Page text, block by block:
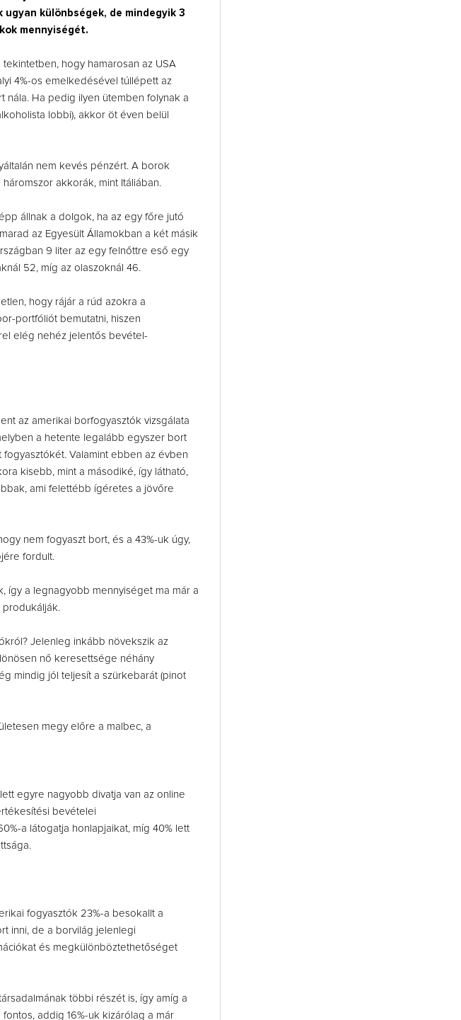
különbségek, de mindegyik 3
mennyiségét.
hogy hamarosan az USA
4%-os emelkedésével túllépett az
nála. Ha pedig ilyen ütemben folynak a
lobbi), akkor öt éven belül
nem kevés pénzért. A borok
akkorák, mint Itáliában.
állnak a dolgok, ha az egy főre jutó
az Egyesült Államokban a két másik
9 liter az egy felnőttre eső egy
52, míg az olaszoknál 46.
hogy rájár a rúd azokra a
portfóliót bemutatni, hiszen
elég nehéz jelentős bevétel-
az amerikai borfogyasztók vizsgálata
a hetente legalább egyszer bort
Valamint ebben az évben
kisebb, mint a másodiké, így látható,
ami felettébb ígéretes a jövőre
nem fogyaszt bort, és a 43%-uk úgy,
fordult.
így a legnagyobb mennyiséget ma már a
produkálják.
Jelenleg inkább növekszik az
nő keresettsége néhány
mindig jól teljesít a szürkebarát (pinot
megy előre a malbec, a
egyre nagyobb divatja van az online
bevételei
a látogatja honlapjaikat, míg 40% lett
fogyasztók 23%-a besokallt a
inni, de a borvilág jelenlegi
és megkülönböztethetőséget
többi részét is, így amíg a
addig 16%-uk kizárólag a már